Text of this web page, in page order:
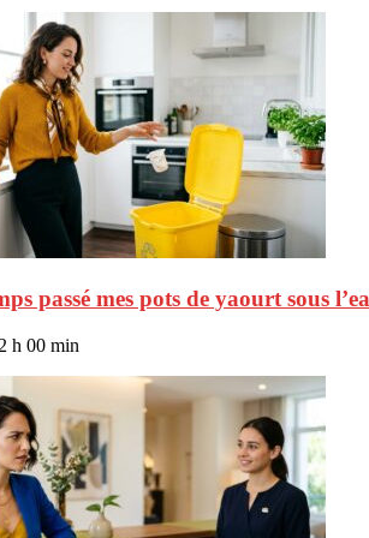
passé mes pots de yaourt sous
h 00 min